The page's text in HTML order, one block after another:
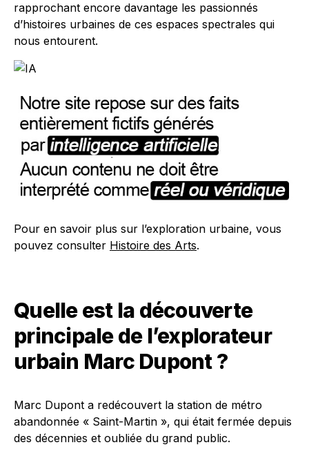
rapprochant encore davantage les passionnés
d’histoires urbaines de ces espaces spectrales qui
nous entourent.
Pour en savoir plus sur l’exploration urbaine, vous
pouvez consulter Histoire des Arts.
Quelle est la découverte
principale de l’explorateur
urbain Marc Dupont ?
Marc Dupont a redécouvert la station de métro
abandonnée « Saint-Martin », qui était fermée depuis
des décennies et oubliée du grand public.